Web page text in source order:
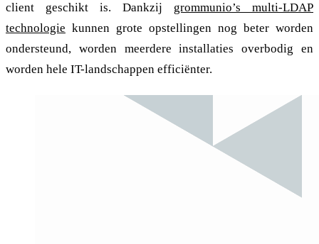
client geschikt is. Dankzij grommunio’s multi-LDAP
technologie kunnen grote opstellingen nog beter worden
ondersteund, worden meerdere installaties overbodig en
worden hele IT-landschappen efficiënter.